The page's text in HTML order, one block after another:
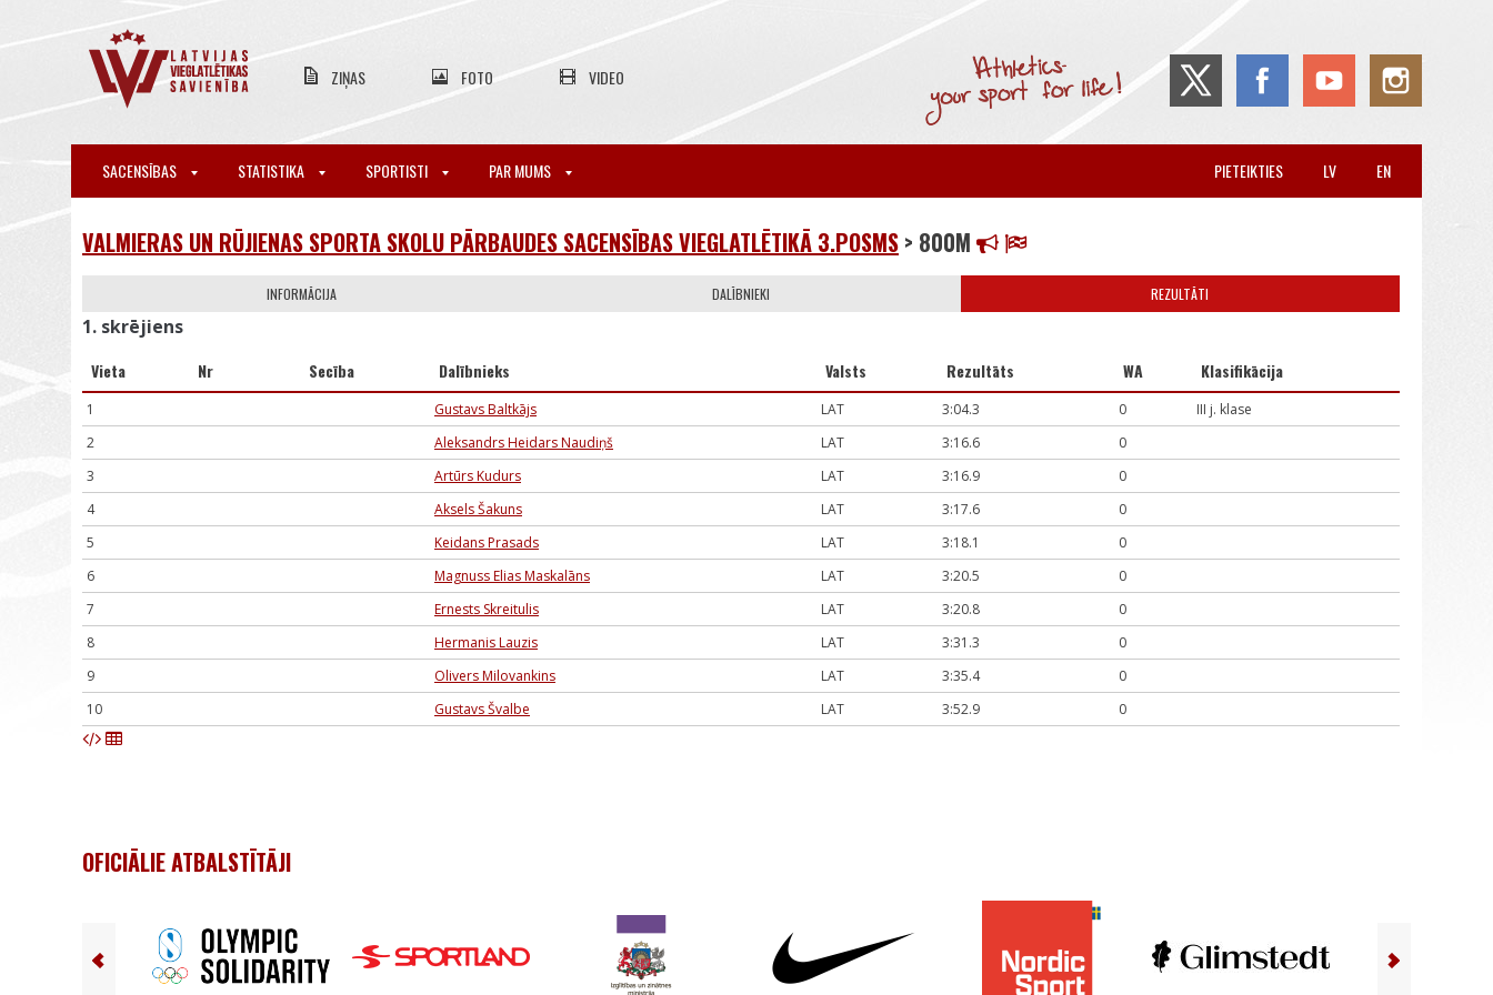
ZIŅAS FOTO VIDEO
SACENSĪBAS STATISTIKA SPORTISTI PAR MUMS EN
LV
PIETEIKTIES
VALMIERAS UN RŪJIENAS SPORTA SKOLU PĀRBAUDES SACENSĪBAS VIEGLATLĒTIKĀ 3.POSMS > 800M
INFORMĀCIJA DALĪBNIEKI REZULTĀTI
1. skrējiens
Vieta Nr Secība Dalībnieks Valsts Rezultāts WA Klasifikācija
1 Gustavs Baltkājs LAT 3:04.3 0
III j. klase
2
Aleksandrs Heidars Naudiņš LAT 3:16.6
0
3
Artūrs Kudurs LAT 3:16.9
0
4
Aksels Šakuns LAT 3:17.6
0
5
Keidans Prasads LAT 3:18.1
0
6
Magnuss Elias Maskalāns LAT 3:20.5
0
7
Ernests Skreitulis LAT 3:20.8
0
8
Hermanis Lauzis LAT 3:31.3
0
9
Olivers Milovankins LAT 3:35.4
0
10
Gustavs Švalbe LAT 3:52.9 0
OFICIĀLIE ATBALSTĪTĀJI